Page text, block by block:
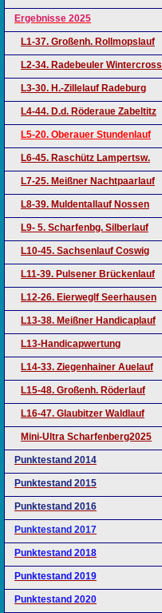
Ergebnisse 2025
L1-37. Großenh. Rollmopslauf
L2-34. Radebeuler Wintercross
L3-30. H.-Zillelauf Radeburg
L4-44. D.d. Röderaue Zabeltitz
L5-20. Oberauer Stundenlauf
L6-45. Raschütz Lampertsw.
L7-25. Meißner Nachtpaarlauf
L8-39. Muldentallauf Nossen
L9- 5. Scharfenbg. Silberlauf
L10-45. Sachsenlauf Coswig
L11-39. Pulsener Brückenlauf
L12-26. Eierweglf Seerhausen
L13-38. Meißner Handicaplauf
L13-Handicapwertung
L14-33. Ziegenhainer Auelauf
L15-48. Großenh. Röderlauf
L16-47. Glaubitzer Waldlauf
Mini-Ultra Scharfenberg2025
Punktestand 2014
Punktestand 2015
Punktestand 2016
Punktestand 2017
Punktestand 2018
Punktestand 2019
Punktestand 2020